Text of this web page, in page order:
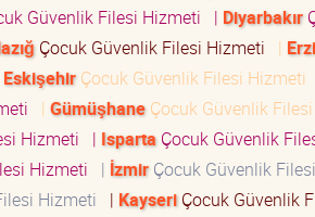
Güvenlik Filesi Hizmeti | Diyarbakır
Çocuk Güvenlik Filesi Hizmeti |
Eskişehir Çocuk Güvenlik Filesi Hizmeti
| GümüşhaneÇocuk Güvenlik
Hizmeti | Isparta Çocuk Güvenlik
Hizmeti | İzmir Çocuk Güvenlik
Hizmeti | KayseriÇocuk Güvenlik